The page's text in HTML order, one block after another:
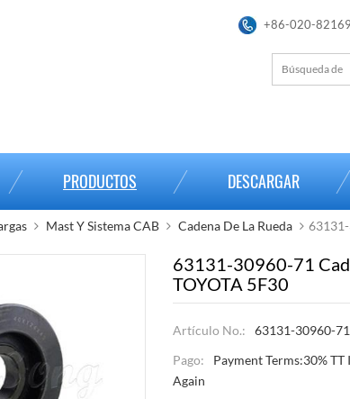
+86-020-
PRODUCTOS DESCARGAR
Mast Y Sistema CAB Cadena De La Rueda 63131-
63131-30960-71
TOYOTA 5F30
Artículo No.:
63131-30960-71
Pago:
Payment Terms:30% TT
Again